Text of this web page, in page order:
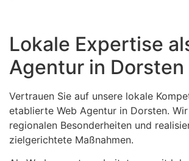
Lokale Expertise
Agentur in Dorsten
Vertrauen Sie auf unsere lokale
etablierte Web Agentur in Dorsten.
regionalen Besonderheiten und
zielgerichtete Maßnahmen.